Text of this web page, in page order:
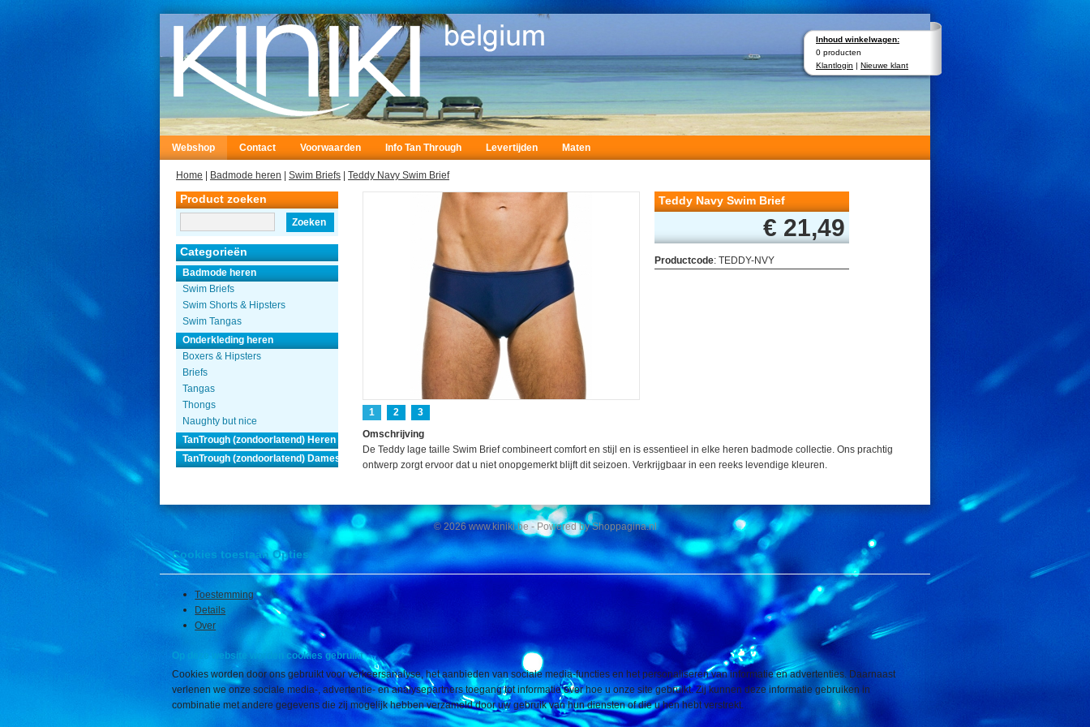
Inhoud winkelwagen:
0 producten
Klantlogin | Nieuwe klant
Webshop Contact Voorwaarden Info Tan Through Levertijden Maten
Home Badmode heren Swim Briefs Teddy Navy Swim Brief
Product zoeken
Zoeken
Categorieën
Badmode heren
Swim Briefs
Swim Shorts & Hipsters
Swim Tangas
Onderkleding heren
Boxers & Hipsters
Briefs
Tangas
Thongs
Naughty but nice
TanTrough (zondoorlatend) Heren
TanTrough (zondoorlatend) Dames
1 2 3
Teddy Navy Swim Brief
€ 21,49
Productcode: TEDDY-NVY
Omschrijving
De Teddy lage taille Swim Brief combineert comfort en stijl en is essentieel in elke heren badmode collectie. Ons prachtig
ontwerp zorgt ervoor dat u niet onopgemerkt blijft dit seizoen. Verkrijgbaar in een reeks levendige kleuren.
© 2026 www.kiniki.be - Powered by Shoppagina.nl
Cookies toestaan Opties
Toestemming
Details
Over
Op deze website worden cookies gebruikt
Cookies worden door ons gebruikt voor verkeersanalyse, het aanbieden van sociale media-functies en het personaliseren van informatie en advertenties. Daarnaast
verlenen we onze sociale media-, advertentie- en analysepartners toegang tot informatie over hoe u onze site gebruikt. Zij kunnen deze informatie gebruiken in
combinatie met andere gegevens die zij mogelijk hebben verzameld door uw gebruik van hun diensten of die u hen hebt verstrekt.